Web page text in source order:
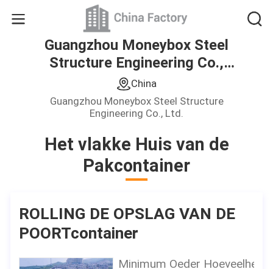
Guangzhou Moneybox Steel
Structure Engineering Co.,
Ltd.
China
Guangzhou Moneybox Steel Structure
Engineering Co., Ltd.
Het vlakke Huis van de
Pakcontainer
ROLLING DE OPSLAG VAN DE
POORTcontainer
Minimum Oeder Hoeveelheid